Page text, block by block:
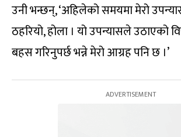
उनी भन्छन्, ‘अहिलेको समयमा मेरो
ठहरियो, होला । यो उपन्यासले उठाएको
बहस गरिनुपर्छ भन्ने मेरो आग्रह पनि छ ।’